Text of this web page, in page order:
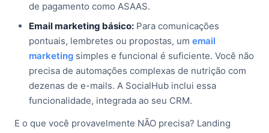
de pagamento como ASAAS.
Email marketing básico: Para comunicações
pontuais, lembretes ou propostas, um email
marketing simples e funcional é suficiente. Você não
precisa de automações complexas de nutrição com
dezenas de e-mails. A SocialHub inclui essa
funcionalidade, integrada ao seu CRM.
E o que você provavelmente NÃO precisa? Landing